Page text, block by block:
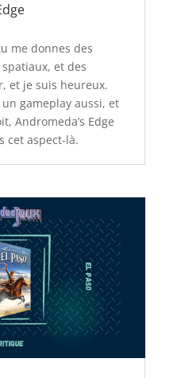
me donnes des
et des
et je suis heureux.
un gameplay aussi, et
Andromeda’s Edge
cet aspect-là.